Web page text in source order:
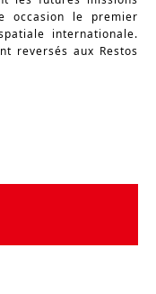
le premier
internationale.
reversés aux Restos